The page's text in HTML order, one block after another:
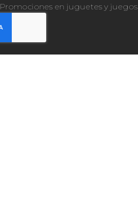
Promociones en juguetes y juegos